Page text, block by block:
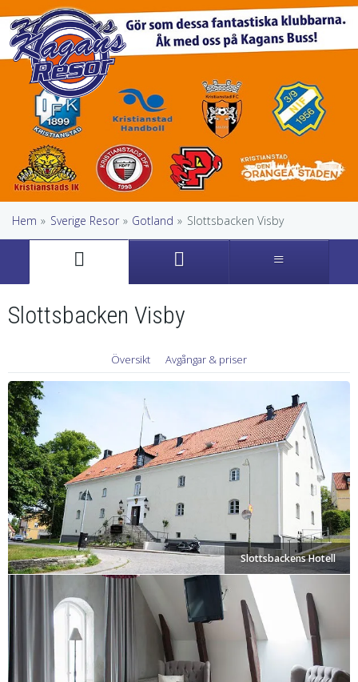
Hem » Sverige Resor » Gotland » Slottsbacken Visby
Slottsbacken Visby
Översikt Avgångar & priser
Slottsbackens Hotell